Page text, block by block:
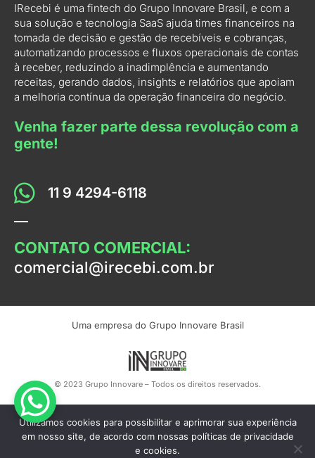
IRecebi é uma fintech do Grupo Innovare Brasil, e com a
sua solução e tecnologia SaaS ajuda times financeiros na
tomada de decisão e gestão de recebíveis e cobranças,
automatizando processos e fluxos operacionais de contas
à receber, reduzindo a inadimplência e aumentando
receitas, gerando dados, insights e relatórios que apoiam
a melhoria contínua da operação financeira do negócio.
Venha fazer parte dessa revolução com a
gente!
11 9 4294-6118
CONTATO COMERCIAL:
comercial@irecebi.com.br
Uma empresa do Grupo Innovare Brasil
© 2023 Grupo Innovare – Todos os direitos reservados.
Utilizamos cookies para possibilitar e aprimorar sua experiência
em nosso site, de acordo com nossas políticas de privacidade
e cookies.